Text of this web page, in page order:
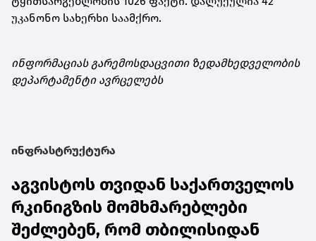
უკანონო სახერხი საამქრო.
ინფორმაციას გარემოსდაცვითი ზედამხედველობის
დეპარტამენტი ავრცელებს
ინფრასტრუქტურა
აგვისტოს თვიდან საქართველოს
რკინიგზის მომხმარებლები
შეძლებენ, რომ თბილისიდან